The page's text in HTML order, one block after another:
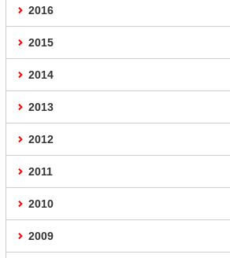
2016
2015
2014
2013
2012
2011
2010
2009